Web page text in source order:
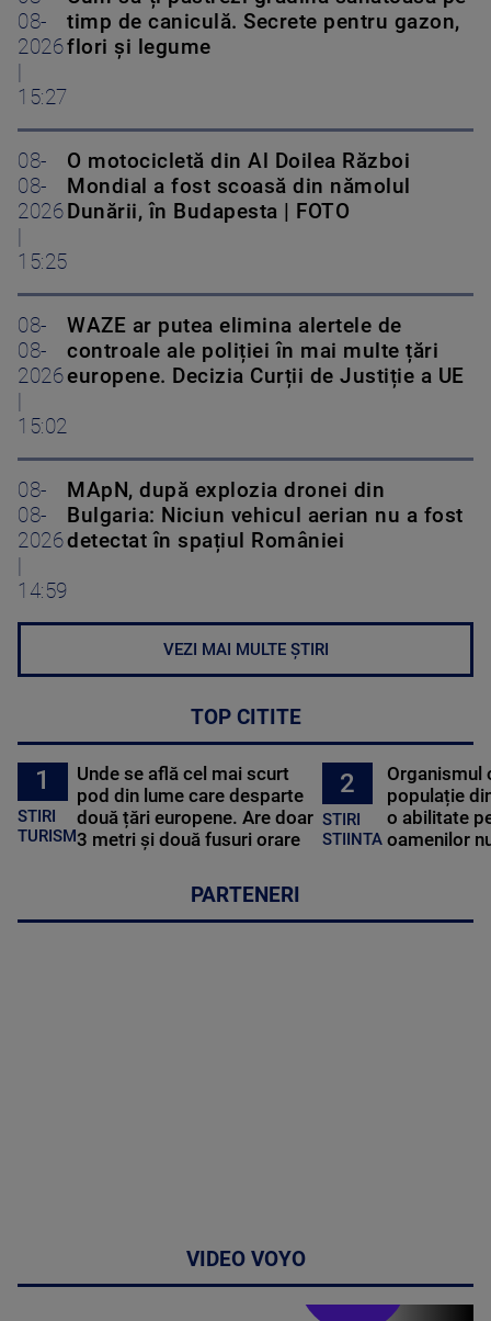
08-
2026
15:27
timp de caniculă. Secrete pentru gazon,
flori și legume
08-
08-
2026
15:25
O motocicletă din Al Doilea Război
Mondial a fost scoasă din nămolul
Dunării, în Budapesta | FOTO
08-
08-
2026
15:02
WAZE ar putea elimina alertele de
controale ale poliției în mai multe țări
europene. Decizia Curții de Justiție a UE
08-
08-
2026
14:59
MApN, după explozia dronei din
Bulgaria: Niciun vehicul aerian nu a fost
detectat în spațiul României
VEZI MAI MULTE ȘTIRI
TOP CITITE
1
STIRI
TURISM
Unde se află cel mai scurt
pod din lume care desparte
două țări europene. Are doar
3 metri și două fusuri orare
2
STIRI
STIINTA
Organismul
populație
o abilitate
oamenilor
PARTENERI
VIDEO VOYO